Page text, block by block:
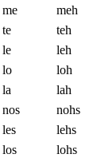
me meh
te teh
le leh
lo loh
la lah
nos nohs
les lehs
los lohs